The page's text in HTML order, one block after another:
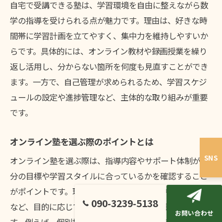
自宅で受講できる塾は、学習環境を自由に整えながら数
学の指導を受けられる点が魅力です。理由は、好きな時
間帯に学習計画を立てやすく、集中力を維持しやすいか
らです。具体的には、オンライン教材や録画授業を繰り
返し活用し、分からない箇所を何度も見直すことができ
ます。一方で、自己管理が求められるため、学習スケジ
ュールの設定や進捗管理など、主体的な取り組みが重要
です。
オンライン塾を選ぶ際のポイントとは
オンライン塾を選ぶ際は、指導内容やサポート体制が自
分の目標や学習スタイルに合っているかを確認すること
がポイントです。理由は、数学の基礎固めや応用力強化
など、目的に応じて必要なサポートの質が異なるためで
SNS
090-3239-5138
お問い合わせ